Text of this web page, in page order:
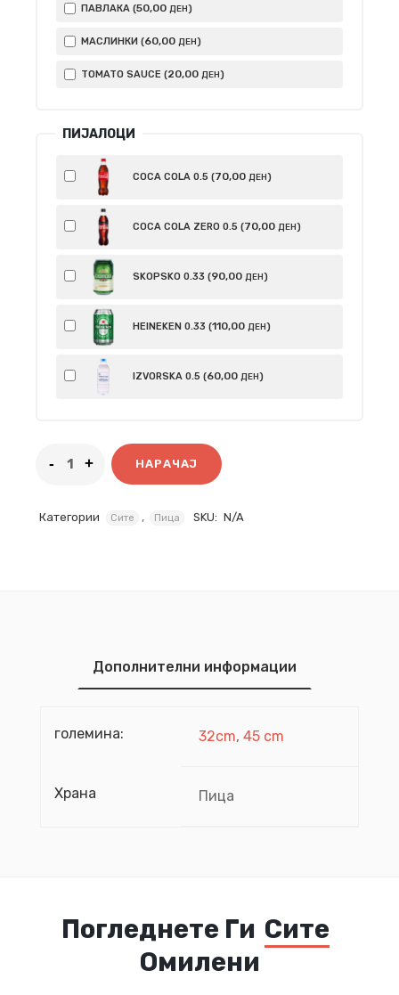
ПАВЛАКА (50,00 ДЕН)
МАСЛИНКИ (60,00 ДЕН)
TOMATO SAUCE (20,00 ДЕН)
ПИЈАЛОЦИ
COCA COLA 0.5 (70,00 ДЕН)
COCA COLA ZERO 0.5 (70,00 ДЕН)
SKOPSKO 0.33 (90,00 ДЕН)
HEINEKEN 0.33 (110,00 ДЕН)
IZVORSKA 0.5 (60,00 ДЕН)
НАРАЧАЈ
Категории Сите , Пица SKU: N/A
Дополнителни информации
големина: 32cm, 45 cm
Храна Пица
Погледнете Ги Сите
Омилени